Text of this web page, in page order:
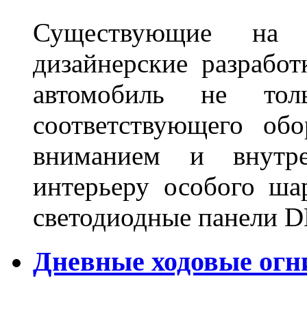
Существующие
дизайнерские
автомобиль не
соответствующего
вниманием и
интерьеру особого
светодиодные панели
Дневные ходовые